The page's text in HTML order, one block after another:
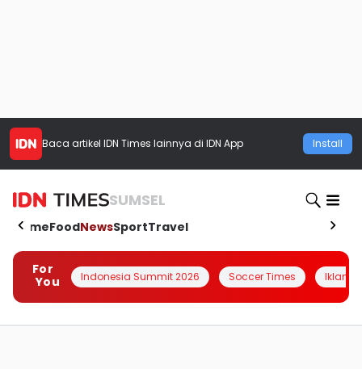
Baca artikel IDN Times lainnya di IDN App Install
SUMSEL
HomeFoodNewsSportTravel
For
You
Indonesia Summit 2026 Soccer Times Iklanin